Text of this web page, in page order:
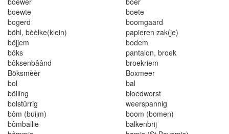
boewte
boete
bogerd
boomgaard
böhl, bèèlke(klein)
papieren zak(je)
bôjjem
bodem
bôks
pantalon, broek
bôksenbâând
broekriem
Böksmèèr
Boxmeer
bol
bal
bölling bloedworst
bolstürrig weerspannig
bôm (buijm)
boom (bomen)
bômballie
balkenbrij